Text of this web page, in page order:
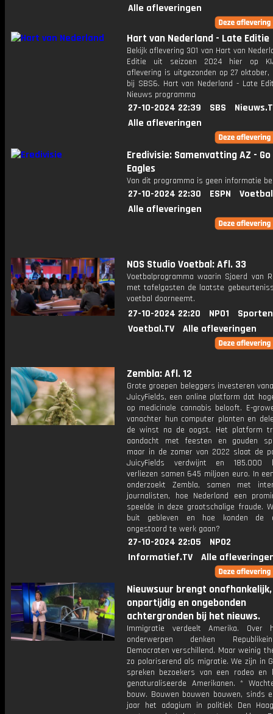
Alle afleveringen
Hart van Nederland - Late Editie
Bekijk aflevering 301 van Hart van
Editie uit seizoen 2024 hier op
aflevering is uitgezonden op 27 oktober,
bij SBS6. Hart van Nederland - Late
Nieuws programma
27-10-2024 22:39 SBS
Alle afleveringen
Eredivisie: Samenvatting AZ -
Eagles
Van dit programma is geen informatie
27-10-2024 22:30 ESPN
Alle afleveringen
NOS Studio Voetbal: Afl. 33
Voetbalprogramma waarin Sjoerd van
met tafelgasten de laatste
voetbal doorneemt.
27-10-2024 22:20 NPO1
Voetbal.TV
Alle afleveringen
Zembla: Afl. 12
Grote groepen beleggers investeren
JuicyFields, een online platform dat
op medicinale cannabis belooft. E-
vanachter hun computer planten en
de winst na de oogst. Het platform
aandacht met feesten en gouden
maar in de zomer van 2022 slaat de
JuicyFields verdwijnt en 185.000
verliezen samen 645 miljoen euro. In
onderzoekt Zembla, samen met
journalisten, hoe Nederland een
speelde in deze grootschalige fraude.
buit gebleven en hoe konden de
ongestoord te werk gaan?
27-10-2024 22:05
NPO2
Informatief.TV
Alle
Nieuwsuur brengt onafhankelijk,
onpartijdig en ongebonden
achtergronden bij het nieuws.
Immigratie verdeelt Amerika. Over
onderwerpen denken
Democraten verschillend. Maar weinig
zo polariserend als migratie. We zijn in
spreken bezoekers van een rodeo en
genaturaliseerde Amerikanen. *
bouw. Bouwen bouwen bouwen, sinds
jaar het adagium in politiek Den